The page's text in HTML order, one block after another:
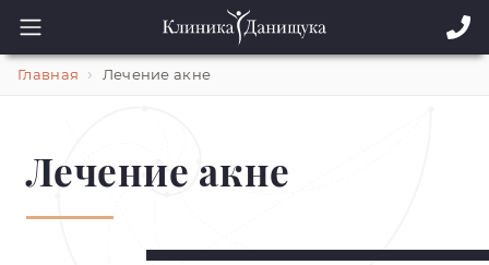
Главная Лечение акне
Лечение акне